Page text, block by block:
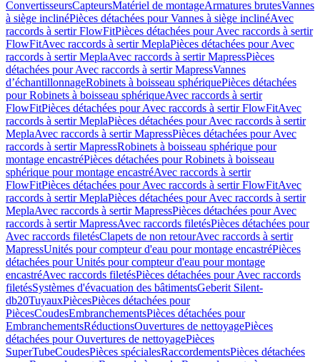
ConvertisseursCapteursMatériel de montageArmatures brutesVannes
à siège inclinéPièces détachées pour Vannes à siège inclinéAvec
raccords à sertir FlowFitPièces détachées pour Avec raccords à sertir
FlowFitAvec raccords à sertir MeplaPièces détachées pour Avec
raccords à sertir MeplaAvec raccords à sertir MapressPièces
détachées pour Avec raccords à sertir MapressVannes
d’échantillonnageRobinets à boisseau sphériquePièces détachées
pour Robinets à boisseau sphériqueAvec raccords à sertir
FlowFitPièces détachées pour Avec raccords à sertir FlowFitAvec
raccords à sertir MeplaPièces détachées pour Avec raccords à sertir
MeplaAvec raccords à sertir MapressPièces détachées pour Avec
raccords à sertir MapressRobinets à boisseau sphérique pour
montage encastréPièces détachées pour Robinets à boisseau
sphérique pour montage encastréAvec raccords à sertir
FlowFitPièces détachées pour Avec raccords à sertir FlowFitAvec
raccords à sertir MeplaPièces détachées pour Avec raccords à sertir
MeplaAvec raccords à sertir MapressPièces détachées pour Avec
raccords à sertir MapressAvec raccords filetésPièces détachées pour
Avec raccords filetésClapets de non retourAvec raccords à sertir
MapressUnités pour compteur d'eau pour montage encastréPièces
détachées pour Unités pour compteur d'eau pour montage
encastréAvec raccords filetésPièces détachées pour Avec raccords
filetésSystèmes d'évacuation des bâtimentsGeberit Silent-
db20TuyauxPiècesPièces détachées pour
PiècesCoudesEmbranchementsPièces détachées pour
EmbranchementsRéductionsOuvertures de nettoyagePièces
détachées pour Ouvertures de nettoyagePièces
SuperTubeCoudesPièces spécialesRaccordementsPièces détachées